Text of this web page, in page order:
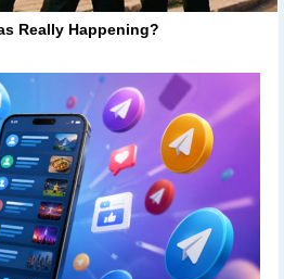
Really Happening?